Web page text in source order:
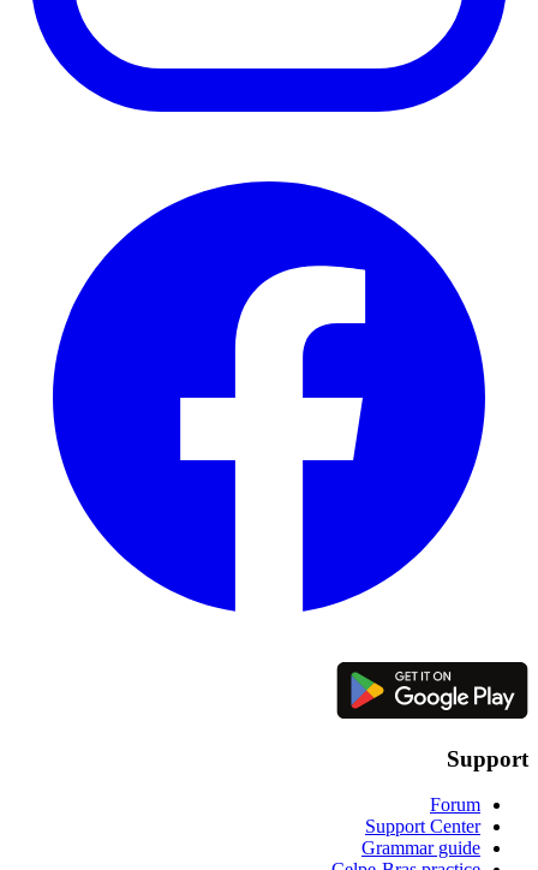
Support
Forum
Support Center
Grammar guide